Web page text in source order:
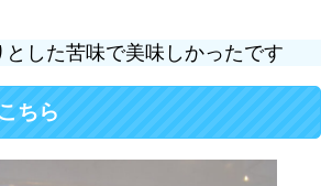
した苦味で美味しかったです
ちら